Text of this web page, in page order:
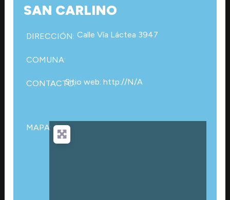
SAN CARLINO
DIRECCIÓN: Calle Vía Láctea 3947
COMUNA:
CONTACTO:Sitio web: http://N/A
MAPA: